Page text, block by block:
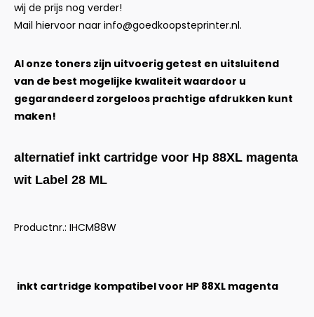
wij de prijs nog verder!
Mail hiervoor naar info@goedkoopsteprinter.nl.
Al onze toners zijn uitvoerig getest en uitsluitend
van de best mogelijke kwaliteit waardoor u
gegarandeerd zorgeloos prachtige afdrukken kunt
maken!
alternatief inkt cartridge voor Hp 88XL magenta
wit Label 28 ML
Productnr.: IHCM88W
inkt cartridge kompatibel voor HP 88XL magenta